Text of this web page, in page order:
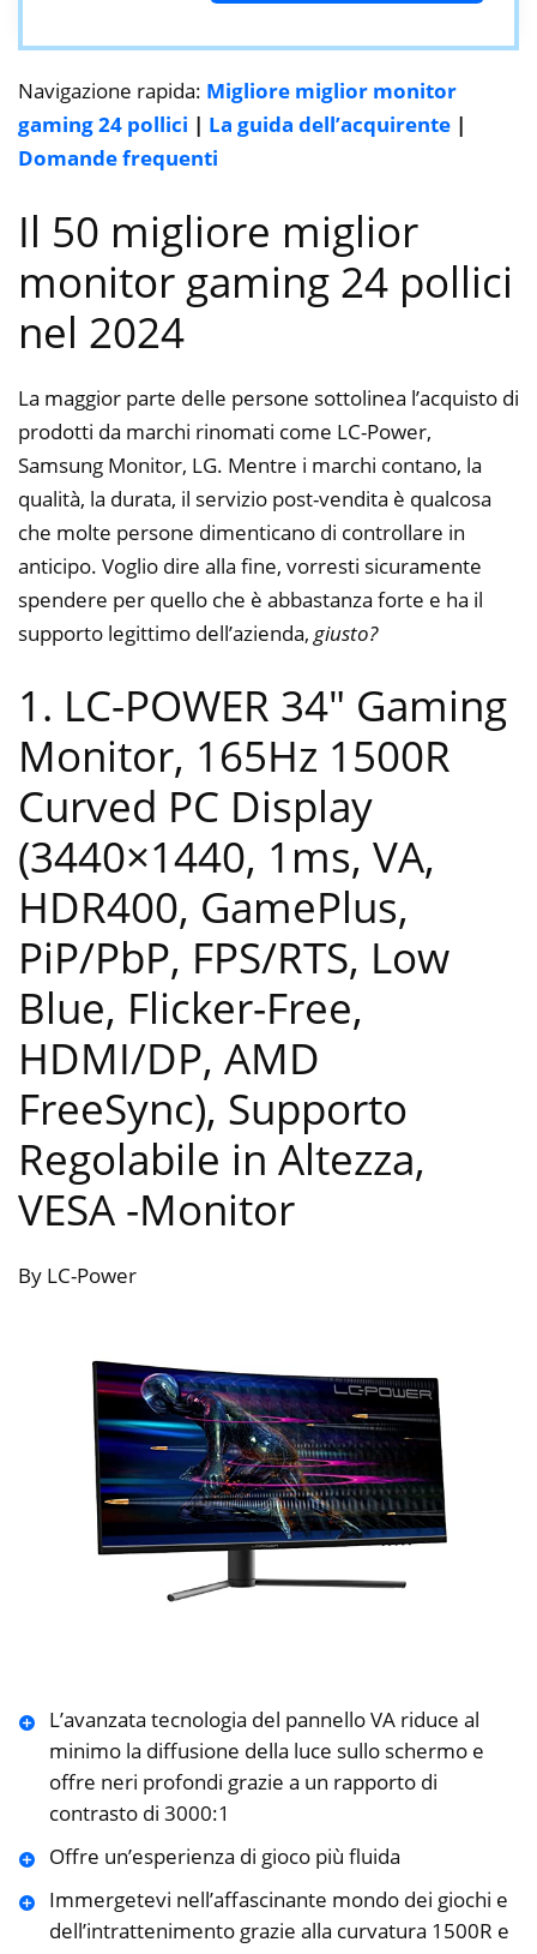
Navigazione rapida: Migliore miglior monitor
gaming 24 pollici | La guida dell’acquirente |
Domande frequenti
Il 50 migliore miglior
monitor gaming 24 pollici
nel 2024
La maggior parte delle persone sottolinea l’acquisto di
prodotti da marchi rinomati come LC-Power,
Samsung Monitor, LG. Mentre i marchi contano, la
qualità, la durata, il servizio post-vendita è qualcosa
che molte persone dimenticano di controllare in
anticipo. Voglio dire alla fine, vorresti sicuramente
spendere per quello che è abbastanza forte e ha il
supporto legittimo dell’azienda, giusto?
1. LC-POWER 34″ Gaming
Monitor, 165Hz 1500R
Curved PC Display
(3440×1440, 1ms, VA,
HDR400, GamePlus,
PiP/PbP, FPS/RTS, Low
Blue, Flicker-Free,
HDMI/DP, AMD
FreeSync), Supporto
Regolabile in Altezza,
VESA -Monitor
By LC-Power
L’avanzata tecnologia del pannello VA riduce al
minimo la diffusione della luce sullo schermo e
offre neri profondi grazie a un rapporto di
contrasto di 3000:1
Offre un’esperienza di gioco più fluida
Immergetevi nell’affascinante mondo dei giochi e
dell’intrattenimento grazie alla curvatura 1500R e